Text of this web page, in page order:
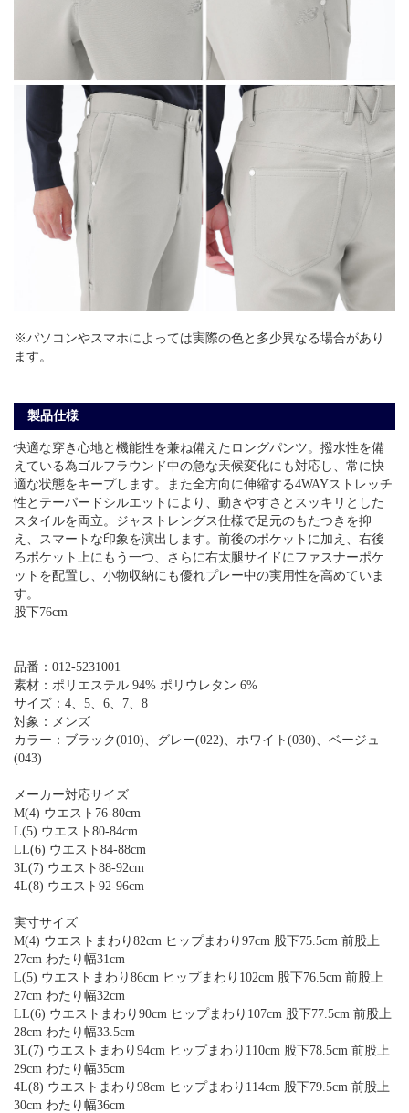
※パソコンやスマホによっては実際の色と多少異なる場合があり
ます。
製品仕様
快適な穿き心地と機能性を兼ね備えたロングパンツ。撥水性を備
えている為ゴルフラウンド中の急な天候変化にも対応し、常に快
適な状態をキープします。また全方向に伸縮する4WAYストレッチ
性とテーパードシルエットにより、動きやすさとスッキリとした
スタイルを両立。ジャストレングス仕様で足元のもたつきを抑
え、スマートな印象を演出します。前後のポケットに加え、右後
ろポケット上にもう一つ、さらに右太腿サイドにファスナーポケ
ットを配置し、小物収納にも優れプレー中の実用性を高めていま
す。
股下76cm
品番：012-5231001
素材：ポリエステル 94% ポリウレタン 6%
サイズ：4、5、6、7、8
対象：メンズ
カラー：ブラック(010)、グレー(022)、ホワイト(030)、ベージュ
(043)
メーカー対応サイズ
M(4) ウエスト76-80cm
L(5) ウエスト80-84cm
LL(6) ウエスト84-88cm
3L(7) ウエスト88-92cm
4L(8) ウエスト92-96cm
実寸サイズ
M(4) ウエストまわり82cm ヒップまわり97cm 股下75.5cm 前股上
27cm わたり幅31cm
L(5) ウエストまわり86cm ヒップまわり102cm 股下76.5cm 前股上
27cm わたり幅32cm
LL(6) ウエストまわり90cm ヒップまわり107cm 股下77.5cm 前股上
28cm わたり幅33.5cm
3L(7) ウエストまわり94cm ヒップまわり110cm 股下78.5cm 前股上
29cm わたり幅35cm
4L(8) ウエストまわり98cm ヒップまわり114cm 股下79.5cm 前股上
30cm わたり幅36cm